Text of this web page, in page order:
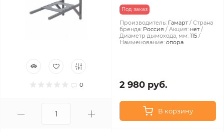
0
Под заказ
Производитель: Гамарт
Страна
бренда: Россия Акция: нет
Диаметр дымохода, мм: 115
Наименование: опора
2 980 руб.
В корзину